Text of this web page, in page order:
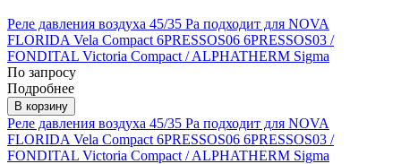
Реле давления воздуха 45/35 Pa подходит для NOVA
FLORIDA Vela Compact 6PRESSOS06 6PRESSOS03 /
FONDITAL Victoria Compact / ALPHATHERM Sigma
По запросу
Подробнее
В корзину
Реле давления воздуха 45/35 Pa подходит для NOVA
FLORIDA Vela Compact 6PRESSOS06 6PRESSOS03 /
FONDITAL Victoria Compact / ALPHATHERM Sigma